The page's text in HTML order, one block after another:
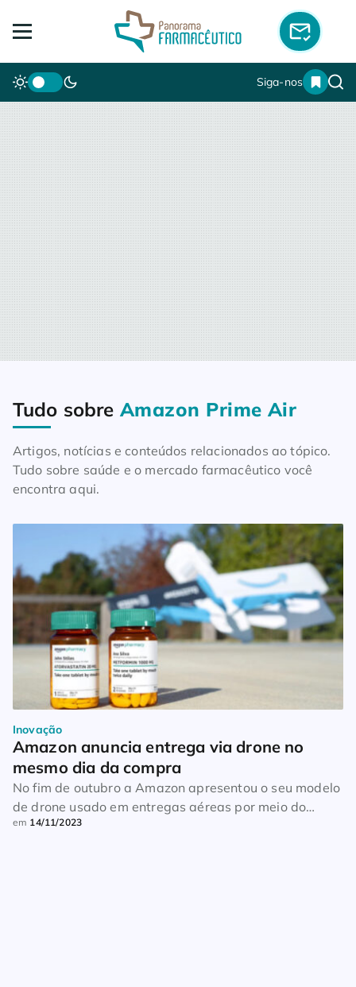
Siga-nos
Home Blog Tudo sobre Amazon Prime Air
Tudo sobre Amazon Prime Air
Artigos, notícias e conteúdos relacionados ao tópico.
Tudo sobre saúde e o mercado farmacêutico você
encontra aqui.
Inovação
Amazon anuncia entrega via drone no
mesmo dia da compra
No fim de outubro a Amazon apresentou o seu modelo
de drone usado em entregas aéreas por meio do
programa Prime Air. Em breve, a varejista também
em 14/11/2023